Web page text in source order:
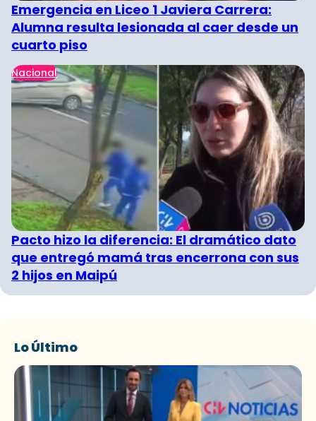
Emergencia en Liceo 1 Javiera Carrera:
Alumna resulta lesionada al caer desde un
cuarto piso
Nacional
Pacto hizo la diferencia: El dramático dato
que entregó mamá tras encerrona con sus
2 hijos en Maipú
Lo Último